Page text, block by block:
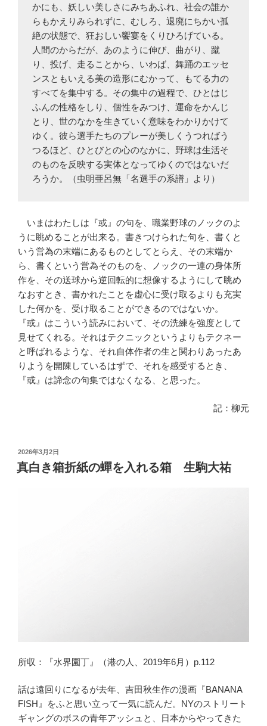
かにも、妖しい美しさにみちあふれ、社会の誰か
らもかえりみられずに、むしろ、退廃にちかい孤
絶の状態で、狂おしい饗宴をくりひろげている。
人間のからだが、あのように伸び、曲がり、蹴
り、投げ、走ることから、いわば、舞踊のエッセ
ンスともいえる美の造形にむかって、もてる力の
すべてを集中する。その集中の過程で、ひとはじ
ふんの性格をしり、個性をみつけ、運命をかんじ
とり、世のなかを生きていく意味をわかりかけて
ゆく。彼ら選手たちのプレーが美しくうつればう
つるほど、ひとびとの心のなかに、野球は生活そ
のものを反映する実体となってゆくのではないだ
ろうか。（虫明亜呂無「名選手の系譜」より）
いまはわたしは『或』の句を、職業野球のノックのよ
うに眺めることが出来る。書きつけられた句を、書くと
いう営為の末端にあるものとしてとらえ、その末端か
ら、書くという営為そのものを、ノックの一連の身体所
作を、その送球から逆回転的に想像するようにして眺め
なおすとき、書かれたことを虚心に受け取るよりも充実
した何かを、受け取ることができるのではないか。
『或』はこういう読みにおいて、その洗練を強度として
見せてくれる。それはテクニックというよりもテクネー
と呼ばれるような、それ自体作者の生と関わりあったあ
りようを開陳しているはずで、それを感受するとき、
『或』は諦念の句集ではなくなる、と思った。
記：柳元
投
稿
日:
2026年3月2日
真白き箱折紙の蟬を入れる箱 生駒大祐
所収：『水界園丁』（港の人、2019年6月）p.112
話は遠回りになるが去年、吉田秋生作の漫画『BANANA
FISH』をふと思い立って一気に読んだ。NYのストリート
ギャングのボスの青年アッシュと、日本からやってきた